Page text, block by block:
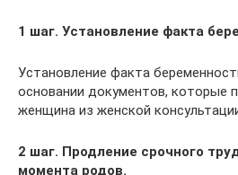
1 шаг. Установление факта
Установление факта
основании документов, которые
женщина из женской
2 шаг. Продление срочного
момента родов.